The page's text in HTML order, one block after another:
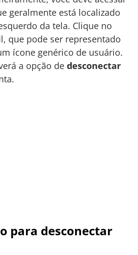
geralmente está localizado
da tela. Clique no
que pode ser representado
ícone genérico de usuário.
a opção de desconectar
para desconectar